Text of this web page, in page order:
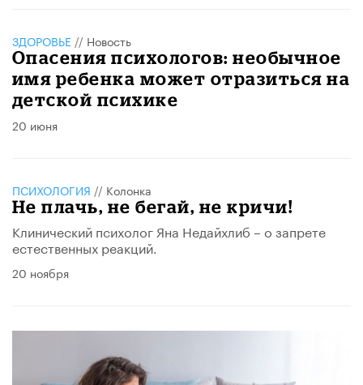
ЗДОРОВЬЕ // Новость
Опасения психологов: необычное
имя ребенка может отразиться на
детской психике
20 июня
ПСИХОЛОГИЯ // Колонка
Не плачь, не бегай, не кричи!
Клинический психолог Яна Недайхлиб – о запрете
естественных реакций.
20 ноября